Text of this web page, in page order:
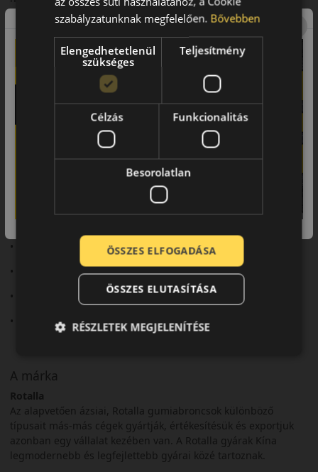
Biztonsági jellemzők
Precíz irányíthatóság és stabil fékezési teljesítmény.
Komfort és zajszint
Sportos karakter mellett is megfelelő komfort.
Felhasználási ajánlás
Sportos személyautókhoz.
Az RS01+ jó választás a dinamikus nyári vezetéshez.
Fő előnyök röviden:
• Sportos tapadás
• Stabil irányíthatóság
• Precíz kormányreakció
• Dinamikus vezetési élmény
A márka
Rotalla
Az alapvetően ázsiai, Rotalla gumiabroncsok különböző
típusait más-más cégek gyártják, értékesítésük és exportjuk
azonban egy vállalat kezében van. A Rotalla gyárak Kína
legmodernebb és legfejlettebb gyárai közé tartoznak.
szabályzatunknak megfelelően. Bővebben
Elengedhetetlenül
szükséges
Teljesítmény
Célzás Funkcionalitás
Besorolatlan
ÖSSZES ELFOGADÁSA
ÖSSZES ELUTASÍTÁSA
RÉSZLETEK MEGJELENÍTÉSE